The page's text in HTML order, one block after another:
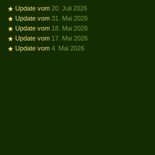
Update vom 20. Juli 2026
Update vom 31. Mai 2026
Update vom 18. Mai 2026
Update vom 17. Mai 2026
Update vom 4. Mai 2026